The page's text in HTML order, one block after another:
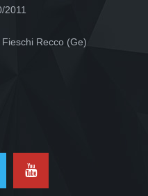
2011
Recco (Ge)